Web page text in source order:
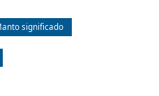
significado